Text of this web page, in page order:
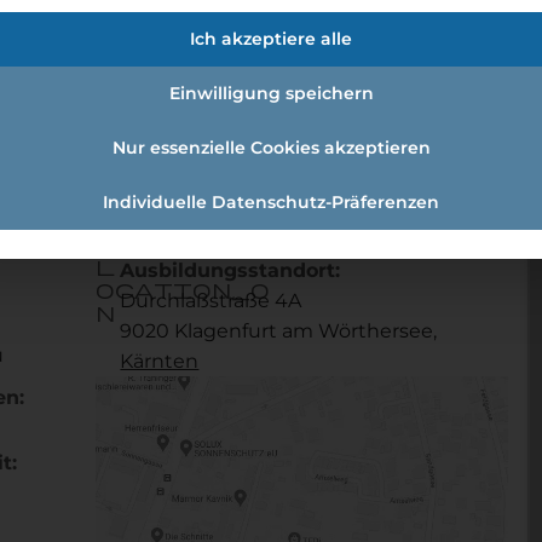
Schwerpunkt
frau Schwerpunkt Telekommunikation 2022
l
ocation_o
n
Ausbildungsstandort:
Durchlaßstraße 4A
9020 Klagenfurt am Wörthersee,
Kärnten
Ich akzeptiere alle
Einwilligung speichern
Nur essenzielle Cookies akzeptieren
Individuelle Datenschutz-Präferenzen